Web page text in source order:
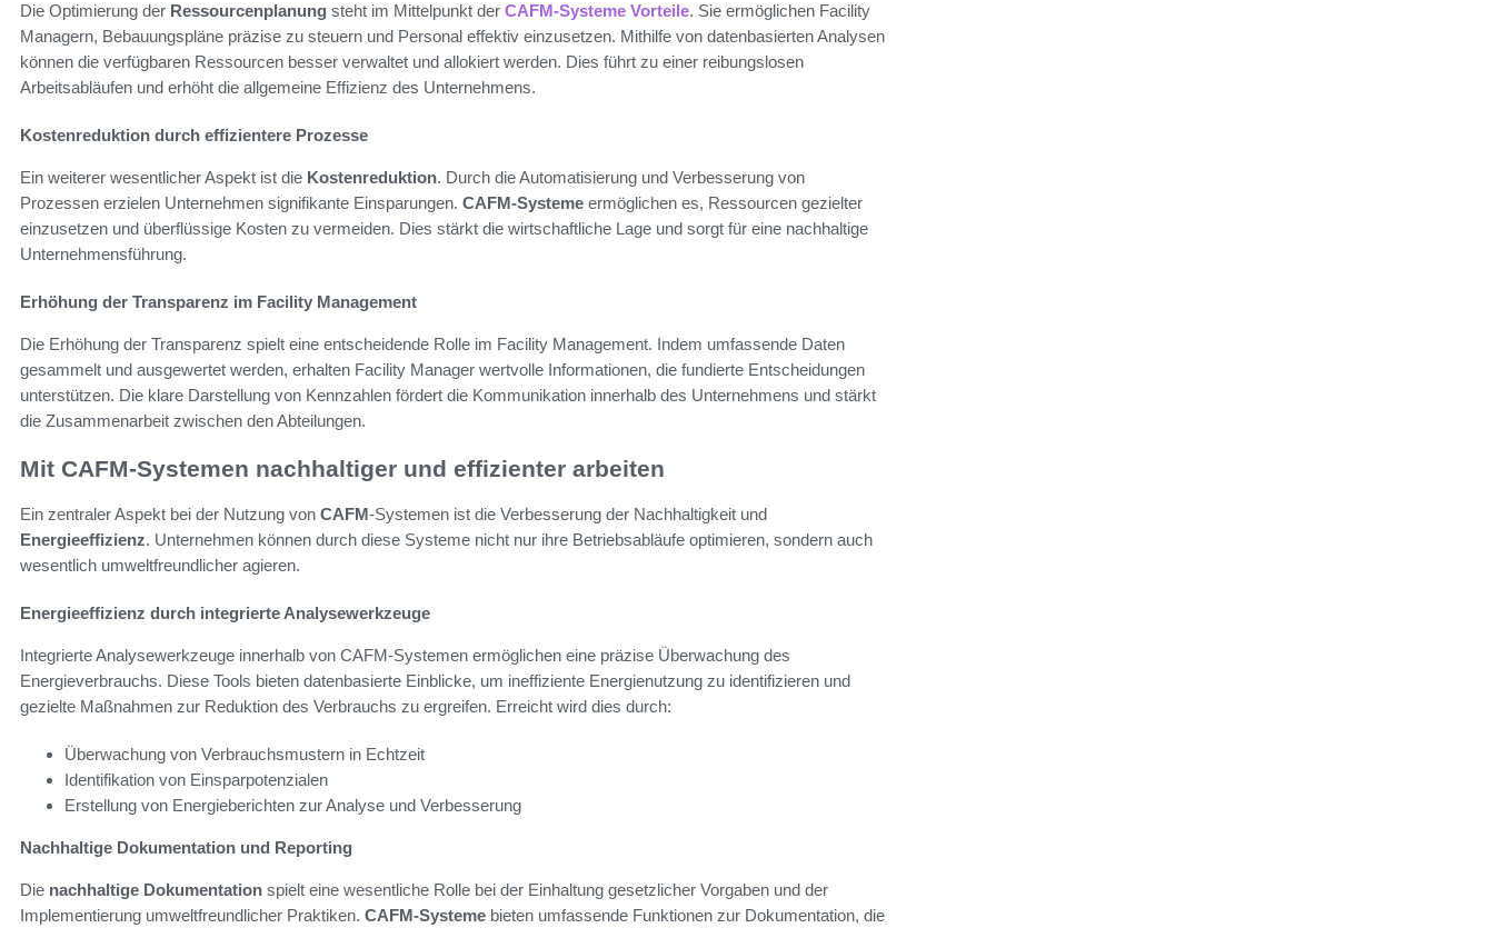
Die Optimierung der Ressourcenplanung steht im Mittelpunkt der CAFM-Systeme Vorteile. Sie ermöglichen Facility
Managern, Bebauungspläne präzise zu steuern und Personal effektiv einzusetzen. Mithilfe von datenbasierten Analysen
können die verfügbaren Ressourcen besser verwaltet und allokiert werden. Dies führt zu einer reibungslosen
Arbeitsabläufen und erhöht die allgemeine Effizienz des Unternehmens.
Kostenreduktion durch effizientere Prozesse
Ein weiterer wesentlicher Aspekt ist die Kostenreduktion. Durch die Automatisierung und Verbesserung von
Prozessen erzielen Unternehmen signifikante Einsparungen. CAFM-Systeme ermöglichen es, Ressourcen gezielter
einzusetzen und überflüssige Kosten zu vermeiden. Dies stärkt die wirtschaftliche Lage und sorgt für eine nachhaltige
Unternehmensführung.
Erhöhung der Transparenz im Facility Management
Die Erhöhung der Transparenz spielt eine entscheidende Rolle im Facility Management. Indem umfassende Daten
gesammelt und ausgewertet werden, erhalten Facility Manager wertvolle Informationen, die fundierte Entscheidungen
unterstützen. Die klare Darstellung von Kennzahlen fördert die Kommunikation innerhalb des Unternehmens und stärkt
die Zusammenarbeit zwischen den Abteilungen.
Mit CAFM-Systemen nachhaltiger und effizienter arbeiten
Ein zentraler Aspekt bei der Nutzung von CAFM-Systemen ist die Verbesserung der Nachhaltigkeit und
Energieeffizienz. Unternehmen können durch diese Systeme nicht nur ihre Betriebsabläufe optimieren, sondern auch
wesentlich umweltfreundlicher agieren.
Energieeffizienz durch integrierte Analysewerkzeuge
Integrierte Analysewerkzeuge innerhalb von CAFM-Systemen ermöglichen eine präzise Überwachung des
Energieverbrauchs. Diese Tools bieten datenbasierte Einblicke, um ineffiziente Energienutzung zu identifizieren und
gezielte Maßnahmen zur Reduktion des Verbrauchs zu ergreifen. Erreicht wird dies durch:
Überwachung von Verbrauchsmustern in Echtzeit
Identifikation von Einsparpotenzialen
Erstellung von Energieberichten zur Analyse und Verbesserung
Nachhaltige Dokumentation und Reporting
Die nachhaltige Dokumentation spielt eine wesentliche Rolle bei der Einhaltung gesetzlicher Vorgaben und der
Implementierung umweltfreundlicher Praktiken. CAFM-Systeme bieten umfassende Funktionen zur Dokumentation, die